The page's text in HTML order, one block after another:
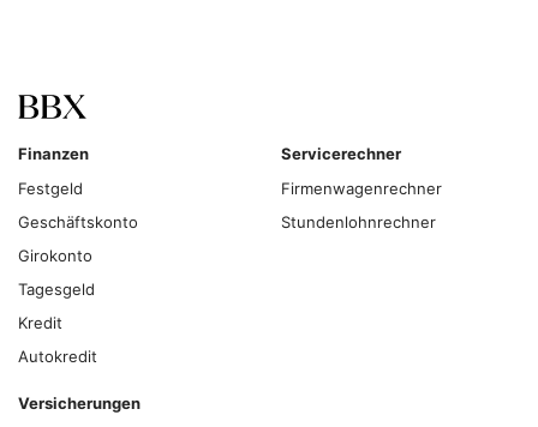
Finanzen
Festgeld
Geschäftskonto
Girokonto
Tagesgeld
Kredit
Autokredit
Servicerechner
Firmenwagenrechner
Stundenlohnrechner
Versicherungen